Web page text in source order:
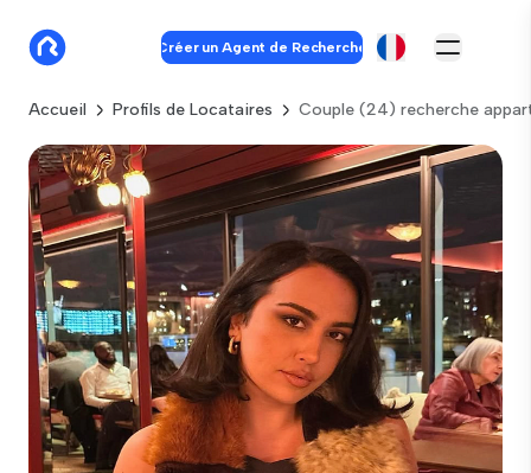
Créer un Agent de Recherche
Accueil Profils de Locataires Couple (24) recherche